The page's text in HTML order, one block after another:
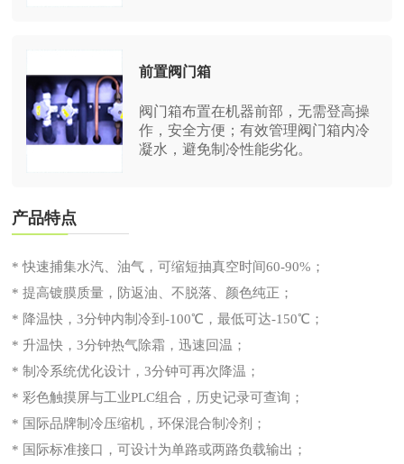
前置阀门箱
阀门箱布置在机器前部，无需登高操
作，安全方便；有效管理阀门箱内冷
凝水，避免制冷性能劣化。
产品特点
* 快速捕集水汽、油气，可缩短抽真空时间60-90%；
* 提高镀膜质量，防返油、不脱落、颜色纯正；
* 降温快，3分钟内制冷到-100℃，最低可达-150℃；
* 升温快，3分钟热气除霜，迅速回温；
* 制冷系统优化设计，3分钟可再次降温；
* 彩色触摸屏与工业PLC组合，历史记录可查询；
* 国际品牌制冷压缩机，环保混合制冷剂；
* 国际标准接口，可设计为单路或两路负载输出；